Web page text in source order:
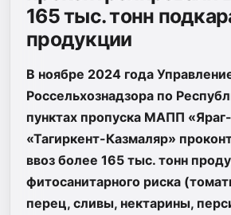
165 тыс. тонн
продукции
В ноябре 2024 года
Россельхознадзора по
пунктах пропуска МАПП
«Тагиркент-Казмаляр»
ввоз более 165 тыс. тонн
фитосанитарного риска
перец, сливы, нектарины,